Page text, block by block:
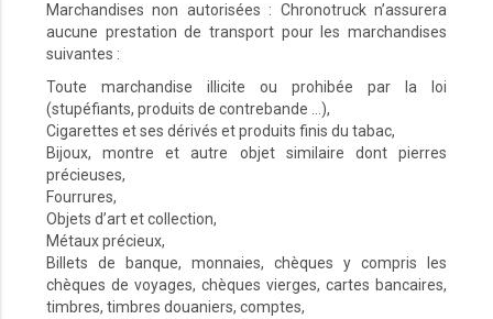
Marchandises non autorisées : Chronotruck n’assurera
aucune prestation de transport pour les marchandises
suivantes :
Toute marchandise illicite ou prohibée par la loi
(stupéfiants, produits de contrebande …),
Cigarettes et ses dérivés et produits finis du tabac,
Bijoux, montre et autre objet similaire dont pierres
précieuses,
Fourrures,
Objets d’art et collection,
Métaux précieux,
Billets de banque, monnaies, chèques y compris les
chèques de voyages, chèques vierges, cartes bancaires,
timbres, timbres douaniers, comptes,